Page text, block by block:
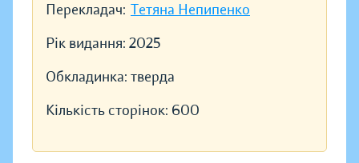
Перекладач: Тетяна Непипенко
Рік видання: 2025
Обкладинка: тверда
Кількість сторінок: 600